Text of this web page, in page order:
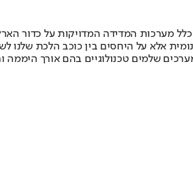
מערכות המדידה המדויקות על כדור
אלא על היחסים בין כוכב הלכת
שלמים טכנולוגיים בהם אורך